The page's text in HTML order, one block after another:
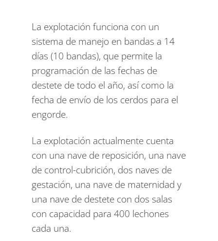
La explotación funciona con un
sistema de manejo en bandas a 14
días (10 bandas), que permite la
programación de las fechas de
destete de todo el año, así como la
fecha de envío de los cerdos para el
engorde.
La explotación actualmente cuenta
con una nave de reposición, una nave
de control-cubrición, dos naves de
gestación, una nave de maternidad y
una nave de destete con dos salas
con capacidad para 400 lechones
cada una.